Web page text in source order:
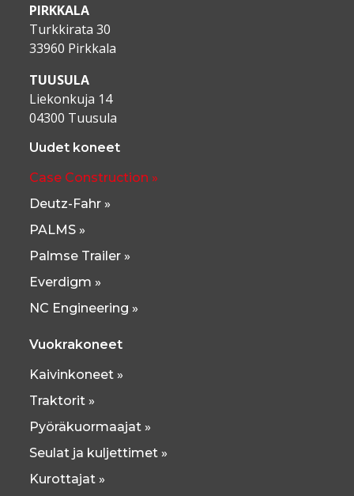
PIRKKALA
Turkkirata 30
33960 Pirkkala
TUUSULA
Liekonkuja 14
04300 Tuusula
Uudet koneet
Case Construction »
Deutz-Fahr »
PALMS »
Palmse Trailer »
Everdigm »
NC Engineering »
Vuokrakoneet
Kaivinkoneet »
Traktorit »
Pyöräkuormaajat »
Seulat ja kuljettimet »
Kurottajat »